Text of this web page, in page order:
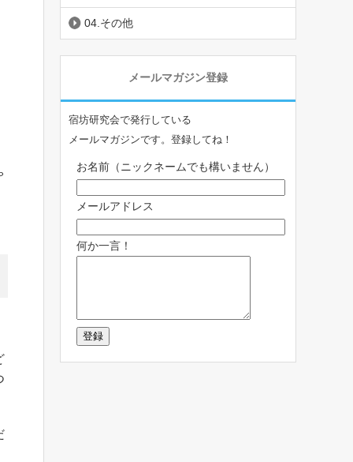
04.その他
メールマガジン登録
宿坊研究会で発行している
メールマガジンです。登録してね！
お名前（ニックネームでも構いません）
メールアドレス
何か一言！